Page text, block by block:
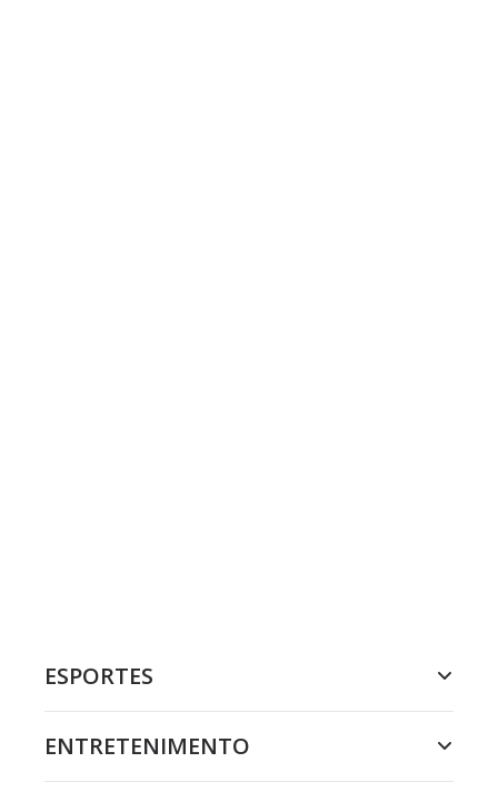
ESPORTES
ENTRETENIMENTO